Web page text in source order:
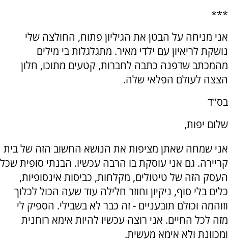
***
אני מניחה על הבטן את הגיליון פתוח, החולצה שלי
נושקת לריאיון עם ילדי מאיר. מתגלגלות בי מילים
מהמכתב שדפנה כתבה לחברות, קטעים מתוכו, חלון
הצצה לעולם הפלאי שלה.
בס"ד
שלום יפות,
אני שמחה שאתן מציפות את הנושא החשוב הזה של בית
קריירה. גם אני עוסקת בו הרבה עכשיו. הבנתי סופית שכל
העסק הזה של טיטולים, מקלחות, כביסות אינסופיות,
כלים בלי סוף, ניקיון וחוזר חלילה עוד שעה הכול לכלוך
וזוהמה וכולם תובעניים - זה כבר לא בשבילי. הספיק לי
מזה לכל החיים. אני רוצה עכשיו להיות אימא רוחנית
ומכוונת ולא אימא מעשית.